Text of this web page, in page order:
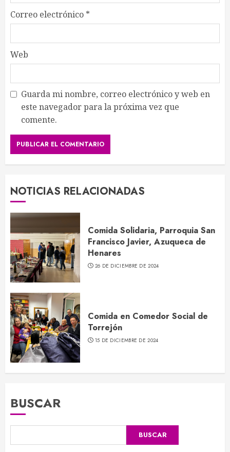
Correo electrónico *
Web
Guarda mi nombre, correo electrónico y web en
este navegador para la próxima vez que
comente.
NOTICIAS RELACIONADAS
Comida Solidaria, Parroquia San
Francisco Javier, Azuqueca de
Henares
26 DE DICIEMBRE DE 2024
Comida en Comedor Social de
Torrejón
15 DE DICIEMBRE DE 2024
BUSCAR
BUSCAR